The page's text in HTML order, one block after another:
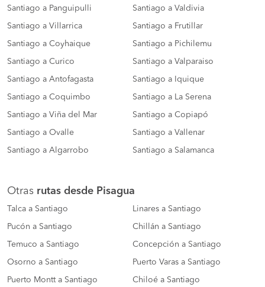
Santiago a Panguipulli Santiago a Valdivia
Santiago a Villarrica Santiago a Frutillar
Santiago a Coyhaique Santiago a Pichilemu
Santiago a Curico Santiago a Valparaiso
Santiago a Antofagasta Santiago a Iquique
Santiago a Coquimbo Santiago a La Serena
Santiago a Viña del Mar Santiago a Copiapó
Santiago a Ovalle Santiago a Vallenar
Santiago a Algarrobo Santiago a Salamanca
Otras rutas desde Pisagua
Talca a Santiago Linares a Santiago
Pucón a Santiago Chillán a Santiago
Temuco a Santiago Concepción a Santiago
Osorno a Santiago Puerto Varas a Santiago
Puerto Montt a Santiago Chiloé a Santiago